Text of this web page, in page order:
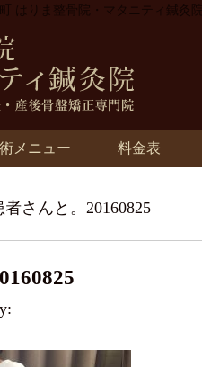
はりま整骨院・マタニティ鍼灸院
メニュー 料金表
者さんと。20160825